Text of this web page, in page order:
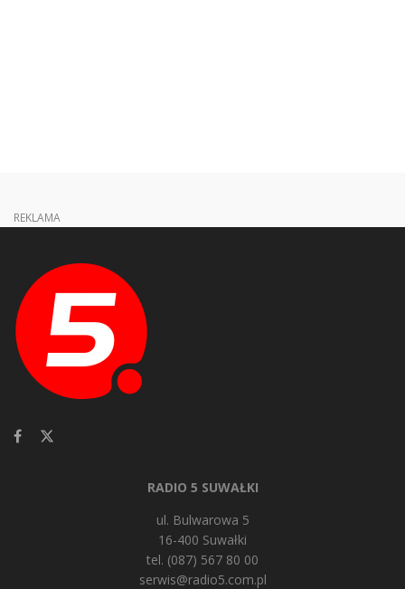
REKLAMA
RADIO 5 SUWAŁKI
ul. Bulwarowa 5
16-400 Suwałki
tel. (087) 567 80 00
serwis@radio5.com.pl